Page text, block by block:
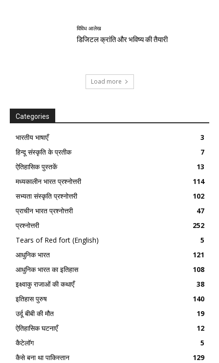
विविध आलेख
डिजिटल क्रांति और भविष्य की तैयारी
Load more
Categories
भारतीय भाषाएँ
3
हिन्दू संस्कृति के प्रतीक
7
ऐतिहासिक पुस्तकें
13
मध्यकालीन भारत प्रश्नोत्तरी
114
सभ्यता संस्कृति प्रश्नोत्तरी
102
प्राचीन भारत प्रश्नोत्तरी
47
प्रश्नोत्तरी
252
Tears of Red fort (English)
5
आधुनिक भारत
121
आधुनिक भारत का इतिहास
108
इक्ष्वाकु राजाओं की कथाएँ
38
इतिहास पुरुष
140
उर्दू बीबी की मौत
19
ऐतिहासिक घटनाएँ
12
कैटेलॉग
5
कैसे बना था पाकिस्तान
129